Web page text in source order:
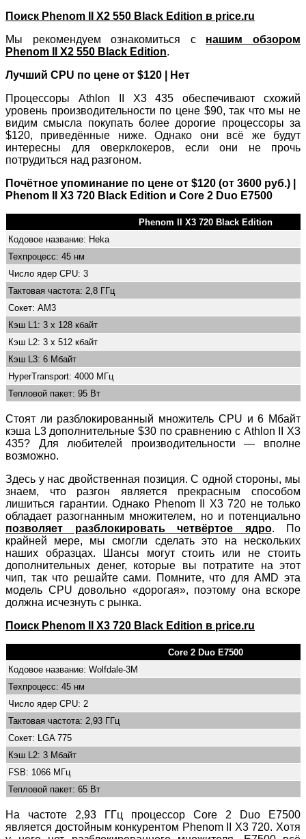
Поиск Phenom II X2 550 Black Edition в price.ru
Мы рекомендуем ознакомиться с нашим обзором
Phenom II X2 550 Black Edition.
Лучший CPU по цене от $120 | Нет
Процессоры Athlon II X3 435 обеспечивают схожий
уровень производительности по цене $90, так что мы не
видим смысла покупать более дорогие процессоры за
$120, приведённые ниже. Однако они всё же будут
интересны для оверклокеров, если они не прочь
потрудиться над разгоном.
Почётное упоминание по цене от $120 (от 3600 руб.) |
Phenom II X3 720 Black Edition и Core 2 Duo E7500
Phenom II X3 720 Black Edition
Кодовое название: Heka
Техпроцесс: 45 нм
Число ядер CPU: 3
Тактовая частота: 2,8 ГГц
Сокет: AM3
Кэш L1: 3 x 128 кбайт
Кэш L2: 3 x 512 кбайт
Кэш L3: 6 Мбайт
HyperTransport: 4000 МГц
Тепловой пакет: 95 Вт
Стоят ли разблокированный множитель CPU и 6 Мбайт
кэша L3 дополнительные $30 по сравнению с Athlon II X3
435? Для любителей производительности — вполне
возможно.
Здесь у нас двойственная позиция. С одной стороны, мы
знаем, что разгон является прекрасным способом
лишиться гарантии. Однако Phenom II X3 720 не только
обладает разогнанным множителем, но и потенциально
позволяет разблокировать четвёртое ядро. По
крайней мере, мы смогли сделать это на нескольких
наших образцах. Шансы могут стоить или не стоить
дополнительных денег, которые вы потратите на этот
чип, так что решайте сами. Помните, что для AMD эта
модель CPU довольно «дорогая», поэтому она вскоре
должна исчезнуть с рынка.
Поиск Phenom II X3 720 Black Edition в price.ru
Core 2 Duo E7500
Кодовое название: Wolfdale-3M
Техпроцесс: 45 нм
Число ядер CPU: 2
Тактовая частота: 2,93 ГГц
Сокет: LGA 775
Кэш L2: 3 Мбайт
FSB: 1066 МГц
Тепловой пакет: 65 Вт
На частоте 2,93 ГГц процессор Core 2 Duo E7500
является достойным конкурентом Phenom II X3 720. Хотя